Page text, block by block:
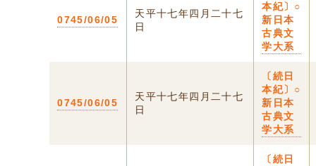
0745/06/05
天平十七年四月二十七
日
本紀〕○
新日本
古典文
学大系
0745/06/05
天平十七年四月二十七
日
〔続日
本紀〕○
新日本
古典文
学大系
〔続日